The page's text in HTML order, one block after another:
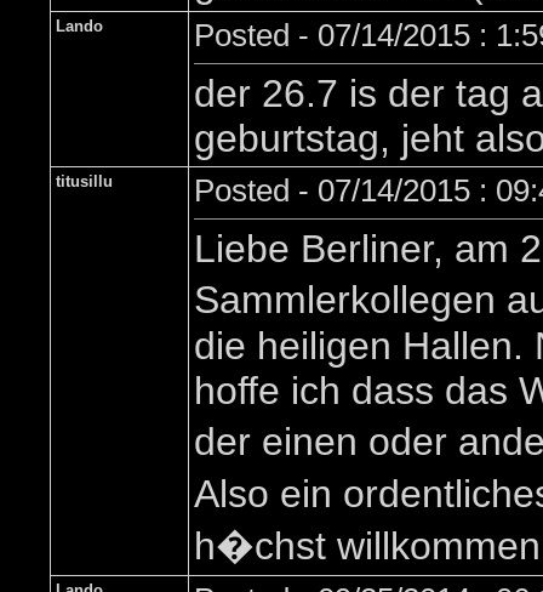
Lando Posted - 07/14/2015 :
der 26.7 is der tag
geburtstag, jeht
titusillu Posted - 07/14/2015 :
Liebe Berliner, am
Sammlerkollegen
die heiligen Hallen.
hoffe ich dass das
der einen oder
Also ein
h�chst